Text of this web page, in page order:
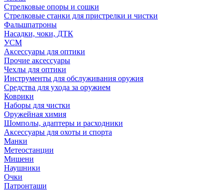
Стрелковые опоры и сошки
Стрелковые станки для пристрелки и чистки
Фальшпатроны
Насадки, чоки, ДТК
УСМ
Аксессуары для оптики
Прочие аксессуары
Чехлы для оптики
Инструменты для обслуживания оружия
Средства для ухода за оружием
Коврики
Наборы для чистки
Оружейная химия
Шомполы, адаптеры и расходники
Аксессуары для охоты и спорта
Манки
Метеостанции
Мишени
Наушники
Очки
Патронташи